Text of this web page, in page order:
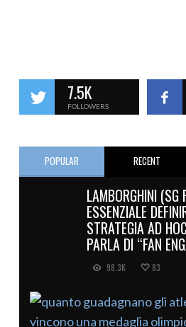
7.5K
FOLLOWERS
POPULAR RECENT
LAMBORGHINI (SG
ESSENZIALE
STRATEGIA AD
PARLA DI “FAN
98.3K 83